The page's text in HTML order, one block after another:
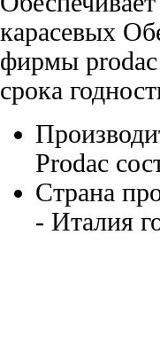
карасевых
фирмы
срока
Prodac
Страна
- Италия